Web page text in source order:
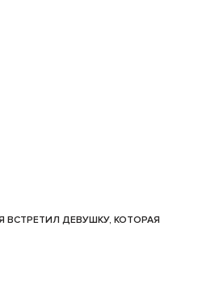
ВСТРЕТИЛ ДЕВУШКУ, КОТОРАЯ